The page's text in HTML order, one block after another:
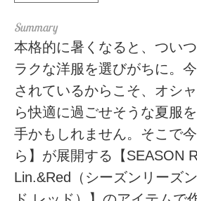
本格的に暑くなると、つい
ラクな洋服を選びがちに。
されているからこそ、オシ
ら快適に過ごせそうな夏服
手かもしれません。そこで
ら】が展開する【SEASON
Lin.&Red（シーズンリーズ